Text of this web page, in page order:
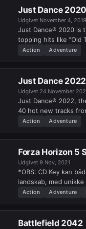
Just Dance
Udgivet November 4, 2019
Just Dance® 2020 is
topping hits like “Old
Action Adventure
Just Dance
Udgivet 24 November
Just Dance® 2022,
40 hot new tracks
Action Adventure
Forza Horizon 5
Udgivet 9 Nov, 2021
*OBS: CD Key kan
landskab, med
Action Adventure
Battlefield 2042